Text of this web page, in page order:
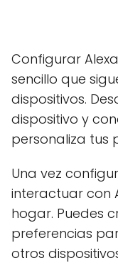
Configurar
sencillo que
dispositivos.
dispositivo y
personaliza tus
Una vez
interactuar con
hogar. Puedes
preferencias
otros